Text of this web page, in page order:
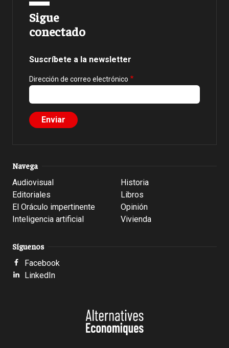
Sigue
conectado
Suscríbete a la newsletter
Dirección de correo electrónico
Navega
Audiovisual
Editoriales
El Oráculo impertinente
Inteligencia artificial
Historia
Libros
Opinión
Vivienda
Síguenos
Facebook
LinkedIn